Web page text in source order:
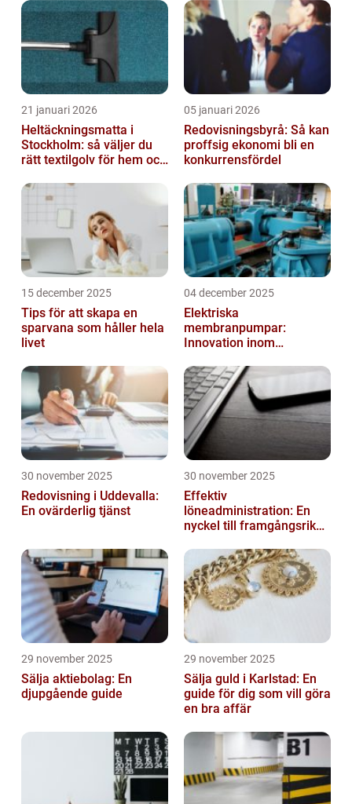
21 januari 2026
Heltäckningsmatta i
Stockholm: så väljer du
rätt textilgolv för hem och
05 januari 2026
Redovisningsbyrå: Så kan
proffsig ekonomi bli en
konkurrensfördel
15 december 2025
Tips för att skapa en
sparvana som håller hela
livet
04 december 2025
Elektriska
membranpumpar:
Innovation inom
30 november 2025
Redovisning i Uddevalla:
En ovärderlig tjänst
30 november 2025
Effektiv
löneadministration: En
nyckel till framgångsrika
29 november 2025
Sälja aktiebolag: En
djupgående guide
29 november 2025
Sälja guld i Karlstad: En
guide för dig som vill göra
en bra affär